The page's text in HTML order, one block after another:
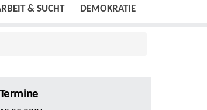
& SUCHT DEMOKRATIE
Termine